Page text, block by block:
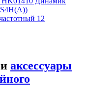
12
аксессуары